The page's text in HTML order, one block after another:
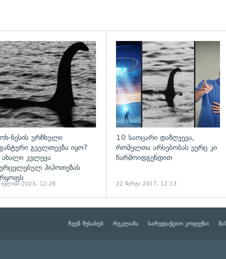
გადახედვა
ნესის ურჩხული
გველთევზა იყო?
კვლევა
ჰიპოთეზას
ივლისი 2023, 12:28
10 საოცარი დაზღვევა,
რომელთა არსებობას ვერც კი
წარმოიდგენდით
22 მარტი 2017, 12:13
ჩვენ შესახებ რეკლამა სარედაქციო კოდექსი